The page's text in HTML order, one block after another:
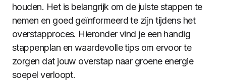
houden. Het is belangrijk om de juiste stappen te
nemen en goed geïnformeerd te zijn tijdens het
overstapproces. Hieronder vind je een handig
stappenplan en waardevolle tips om ervoor te
zorgen dat jouw overstap naar groene energie
soepel verloopt.